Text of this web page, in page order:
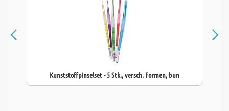
Kunststoffpinselset - 5 Stk., versch. Formen, bun